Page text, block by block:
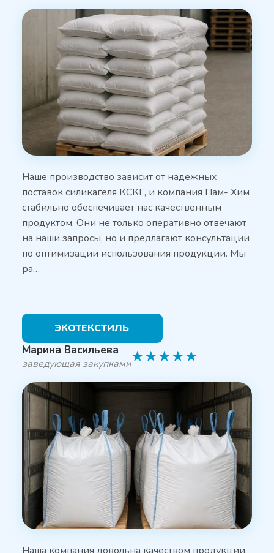
Наше производство зависит от надежных
поставок силикагеля КСКГ, и компания Пам- Хим
стабильно обеспечивает нас качественным
продуктом. Они не только оперативно отвечают
на наши запросы, но и предлагают консультации
по оптимизации использования продукции. Мы
ра…
ЭКОТЕКСТИЛЬ
Марина Васильева
заведующая закупками★★★★★
Наша компания довольна качеством продукции,